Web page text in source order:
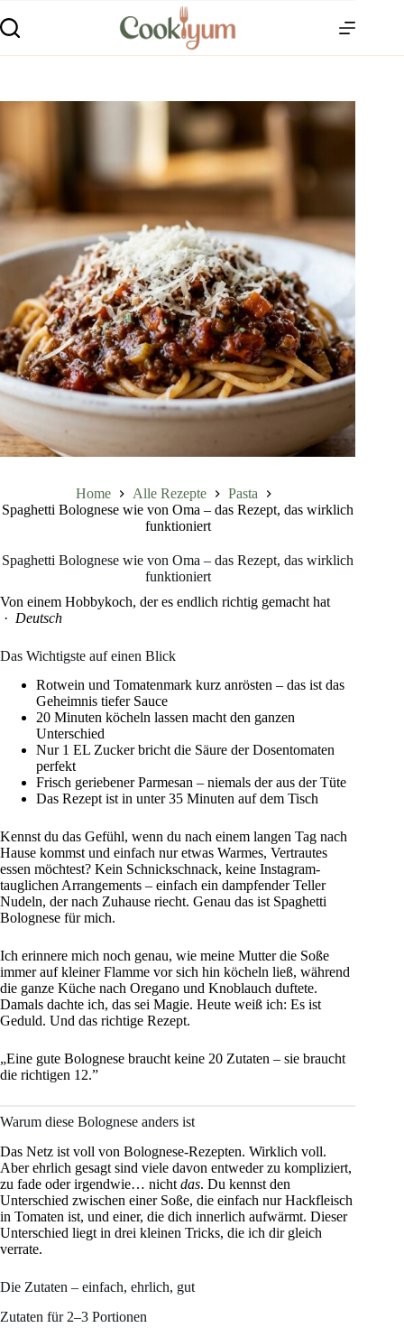
Home Alle Rezepte
Pasta
Spaghetti Bolognese wie von Oma – das Rezept, das wirklich
funktioniert
Spaghetti Bolognese wie von Oma – das Rezept, das wirklich
funktioniert
Von einem Hobbykoch, der es endlich richtig gemacht hat
· Deutsch
Das Wichtigste auf einen Blick
Rotwein und Tomatenmark kurz anrösten – das ist das
Geheimnis tiefer Sauce
20 Minuten köcheln lassen macht den ganzen
Unterschied
Nur 1 EL Zucker bricht die Säure der Dosentomaten
perfekt
Frisch geriebener Parmesan – niemals der aus der Tüte
Das Rezept ist in unter 35 Minuten auf dem Tisch
Kennst du das Gefühl, wenn du nach einem langen Tag nach
Hause kommst und einfach nur etwas Warmes, Vertrautes
essen möchtest? Kein Schnickschnack, keine Instagram-
tauglichen Arrangements – einfach ein dampfender Teller
Nudeln, der nach Zuhause riecht. Genau das ist Spaghetti
Bolognese für mich.
Ich erinnere mich noch genau, wie meine Mutter die Soße
immer auf kleiner Flamme vor sich hin köcheln ließ, während
die ganze Küche nach Oregano und Knoblauch duftete.
Damals dachte ich, das sei Magie. Heute weiß ich: Es ist
Geduld. Und das richtige Rezept.
„Eine gute Bolognese braucht keine 20 Zutaten – sie braucht
die richtigen 12.”
Warum diese Bolognese anders ist
Das Netz ist voll von Bolognese-Rezepten. Wirklich voll.
Aber ehrlich gesagt sind viele davon entweder zu kompliziert,
zu fade oder irgendwie… nicht das. Du kennst den
Unterschied zwischen einer Soße, die einfach nur Hackfleisch
in Tomaten ist, und einer, die dich innerlich aufwärmt. Dieser
Unterschied liegt in drei kleinen Tricks, die ich dir gleich
verrate.
Die Zutaten – einfach, ehrlich, gut
Zutaten für 2–3 Portionen